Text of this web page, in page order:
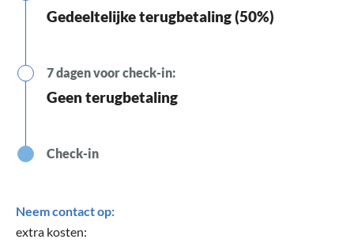
Gedeeltelijke terugbetaling (50%)
7 dagen voor check-in:
Geen terugbetaling
Check-in
Neem contact op:
extra kosten: